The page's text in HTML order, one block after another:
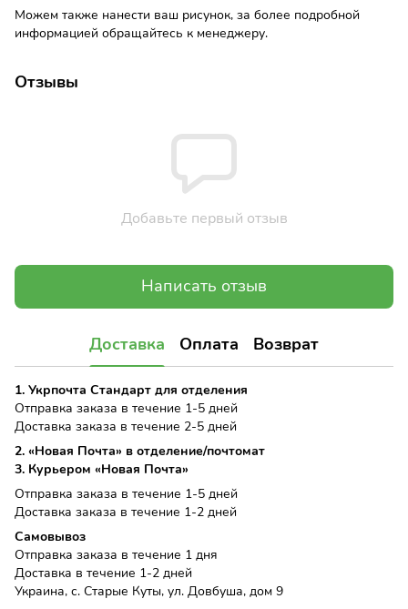
Можем также нанести ваш рисунок, за более подробной
информацией обращайтесь к менеджеру.
Отзывы
Добавьте первый отзыв
Написать отзыв
Доставка Оплата Возврат
1. Укрпочта Стандарт для отделения
Отправка заказа в течение 1-5 дней
Доставка заказа в течение 2-5 дней
2. «Новая Почта» в отделение/почтомат
3. Курьером «Новая Почта»
Отправка заказа в течение 1-5 дней
Доставка заказа в течение 1-2 дней
Самовывоз
Отправка заказа в течение 1 дня
Доставка в течение 1-2 дней
Украина, с. Старые Куты, ул. Довбуша, дом 9